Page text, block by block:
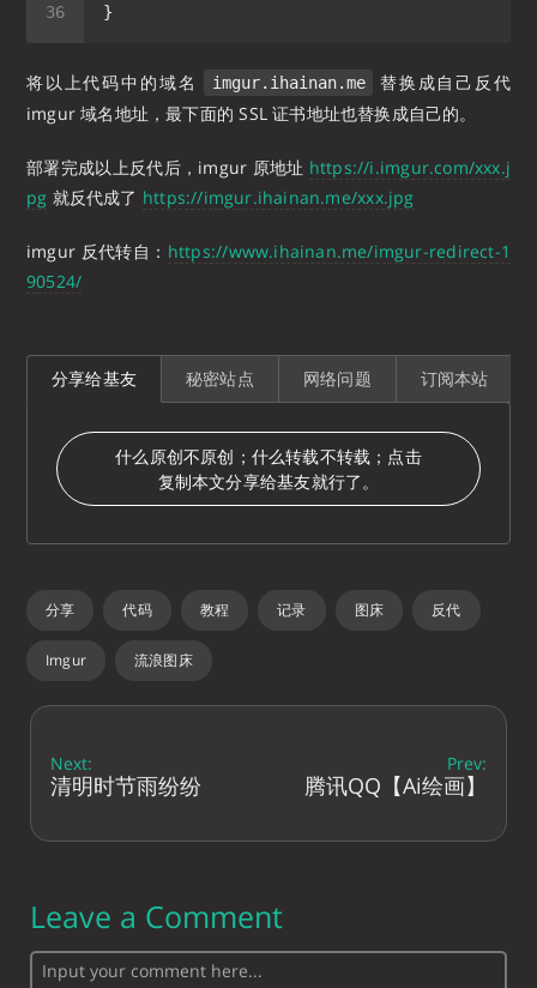
将以上代码中的域名 imgur.ihainan.me
替换成自己反代
imgur 域名地址，最下面的 SSL 证书地址也替换成自己的。
部署完成以上反代后，imgur 原地址 https://i.imgur.com/xxx.j
pg 就反代成了 https://imgur.ihainan.me/xxx.jpg
imgur 反代转自： https://www.ihainan.me/imgur-redirect-1
90524/
分享给基友 秘密站点 网络问题 订阅本站
什么原创不原创；什么转载不转载；点击
复制本文分享给基友就行了。
分享 代码 教程 记录 图床 反代
Imgur 流浪图床
Next:
清明时节雨纷纷
Prev:
腾讯QQ【Ai绘画】
Leave a Comment